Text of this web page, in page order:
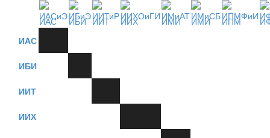
ИАС ИБИ ИИТ ИИХ ИМИ ИМИ ИПМ
ИАС
ИБИ
ИИТ
ИИХ